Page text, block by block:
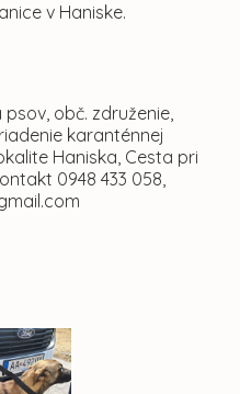
v Haniske.
obč. združenie,
karanténnej
Haniska, Cesta pri
0948 433 058,